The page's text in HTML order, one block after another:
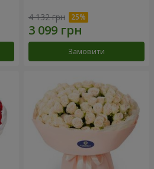
4 132 грн
Замовити